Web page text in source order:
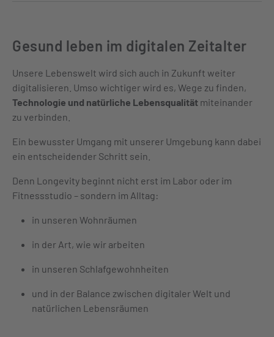
Gesund leben im digitalen Zeitalter
Unsere Lebenswelt wird sich auch in Zukunft weiter
digitalisieren. Umso wichtiger wird es, Wege zu finden,
Technologie und natürliche Lebensqualität miteinander
zu verbinden.
Ein bewusster Umgang mit unserer Umgebung kann dabei
ein entscheidender Schritt sein.
Denn Longevity beginnt nicht erst im Labor oder im
Fitnessstudio – sondern im Alltag:
in unseren Wohnräumen
in der Art, wie wir arbeiten
in unseren Schlafgewohnheiten
und in der Balance zwischen digitaler Welt und
natürlichen Lebensräumen